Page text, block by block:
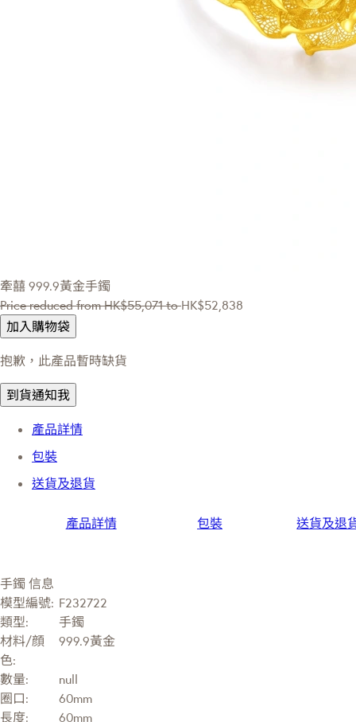
牽囍 999.9黃金手鐲
Price reduced fromHK$55,071 toHK$52,838
加入購物袋
抱歉，此產品暫時缺貨
到貨通知我
產品詳情
包裝
送貨及退貨
產品詳情 包裝 送貨及退
手鐲 信息
模型編號: F232722
類型:
手鐲
材料/顔
色:
999.9黃金
數量:
null
圈口:
60mm
長度:
60mm